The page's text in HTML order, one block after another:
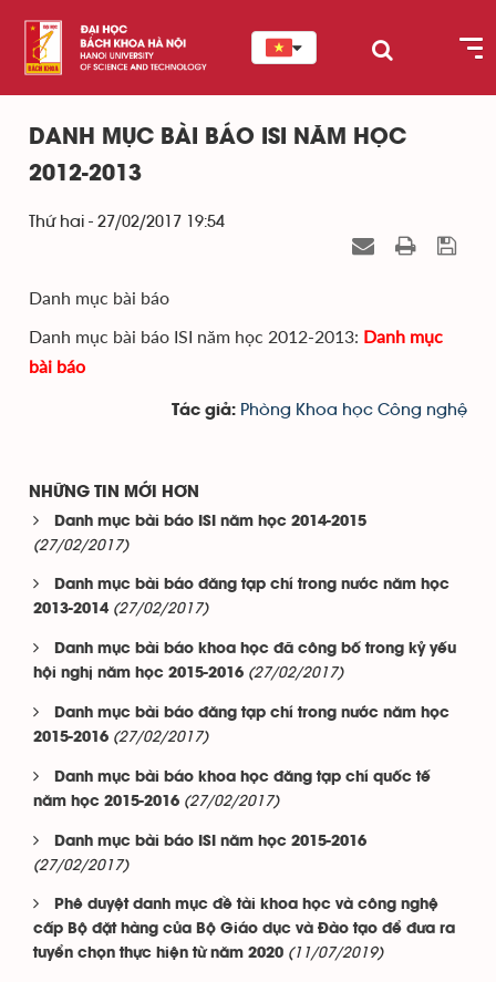
DANH MỤC BÀI BÁO ISI NĂM HỌC
2012-2013
Thứ hai - 27/02/2017 19:54
Danh mục bài báo
Danh mục bài báo ISI năm học 2012-2013: Danh mục
bài báo
Tác giả: Phòng Khoa học Công nghệ
NHỮNG TIN MỚI HƠN
Danh mục bài báo ISI năm học 2014-2015
(27/02/2017)
Danh mục bài báo đăng tạp chí trong nước năm học
2013-2014 (27/02/2017)
Danh mục bài báo khoa học đã công bố trong kỷ yếu
hội nghị năm học 2015-2016 (27/02/2017)
Danh mục bài báo đăng tạp chí trong nước năm học
2015-2016 (27/02/2017)
Danh mục bài báo khoa học đăng tạp chí quốc tế
năm học 2015-2016 (27/02/2017)
Danh mục bài báo ISI năm học 2015-2016
(27/02/2017)
Phê duyệt danh mục đề tài khoa học và công nghệ
cấp Bộ đặt hàng của Bộ Giáo dục và Đào tạo để đưa ra
tuyển chọn thực hiện từ năm 2020 (11/07/2019)